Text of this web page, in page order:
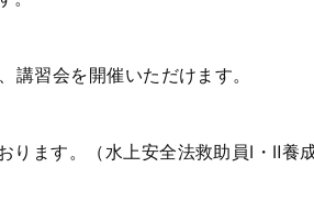
習会を開催いただけます。
ます。（水上安全法救助員Ⅰ・Ⅱ養